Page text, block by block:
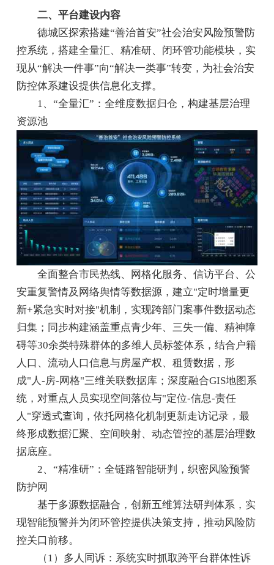
二、平台建设内容
德城区探索搭建“善治首安”社会治安风险预警防
控系统，搭建全量汇、精准研、闭环管功能模块，实
现从“解决一件事”向“解决一类事”转变，为社会治安
防控体系建设提供信息化支撑。
1、“全量汇”：全维度数据归仓，构建基层治理
资源池
全面整合市民热线、网格化服务、信访平台、公
安重复警情及网络舆情等数据源，建立"定时增量更
新+紧急实时对接"机制，实现跨部门案事件数据动态
归集；同步构建涵盖重点青少年、三失一偏、精神障
碍等30余类特殊群体的多维人员标签体系，结合户籍
人口、流动人口信息与房屋产权、租赁数据，形
成"人-房-网格"三维关联数据库；深度融合GIS地图系
统，对重点人员实现空间落位与"定位-信息-责任
人"穿透式查询，依托网格化机制更新走访记录，最
终形成数据汇聚、空间映射、动态管控的基层治理数
据底座。
2、“精准研”：全链路智能研判，织密风险预警
防护网
基于多源数据融合，创新五维算法研判体系，实
现智能预警并为闭环管控提供决策支持，推动风险防
控关口前移。
（1）多人同诉：系统实时抓取跨平台群体性诉